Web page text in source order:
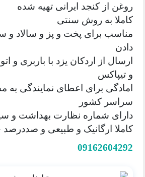
روغن از کنجد ایرانی تهیه شده
کاملا به روش سنتی
مناسب برای پخت و پز و سالاد و
دادن
ارسال از اردکان یزد با باربری و
و تیپاکس
امادگی برای اعطای نمایندگی به
سراسر کشور
دارای شماره نظارت بهداشت و
کاملا ارگانیک و طبیعی و
09162604292